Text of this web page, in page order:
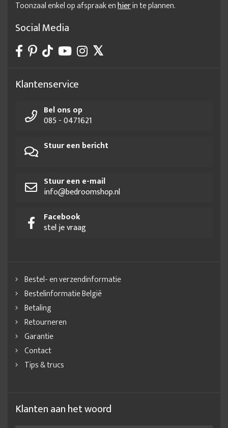
ladekast smalle lades
ladekastje
Ladekastjes
ladenkastje kantoor
Luxe kantoormeubelen
massief hout ladekast
Moderne kantoorinrichting
mooie ladekast
Sfeervolle kantoorinrichting
Stoere kantoorinrichting
Thuiswerkplek inrichten
Werkruimte inrichten
Toonzaal enkel op afspraak enhierin te plannen.
Social Media
Klantenservice
Bel ons op
085 - 0471621
Stuur een bericht
Stuur een e-mail
info@bedroomshop.nl
Facebook
stel je vraag
Bestel- en verzendinformatie
Bestelinformatie België
Betaling
Retourneren
Garantie
Contact
Tips & trucs
Klanten aan het woord